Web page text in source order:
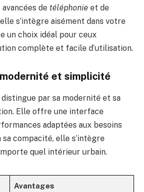
de téléphonie et de
s’intègre aisément dans votre
un choix idéal pour ceux
complète et facile d’utilisation.
et simplicité
distingue par sa modernité et sa
Elle offre une interface
adaptées aux besoins
sa compacité, elle s’intègre
quel intérieur urbain.
Avantages